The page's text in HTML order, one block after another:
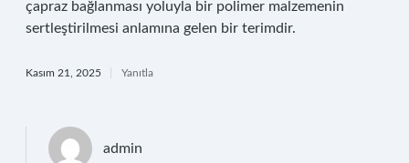
çapraz bağlanması yoluyla bir polimer malzemenin
sertleştirilmesi anlamına gelen bir terimdir.
Kasım 21, 2025 Yanıtla
admin